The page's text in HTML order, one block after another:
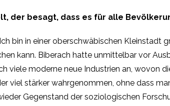
der besagt, dass es für alle
bin in einer oberschwäbischen Kleinstadt
kann. Biberach hatte unmittelbar vor
viele moderne neue Industrien an, wovon
viel stärker wahrgenommen, ohne dass
Gegenstand der soziologischen